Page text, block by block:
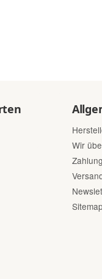
Wir
Sitemap